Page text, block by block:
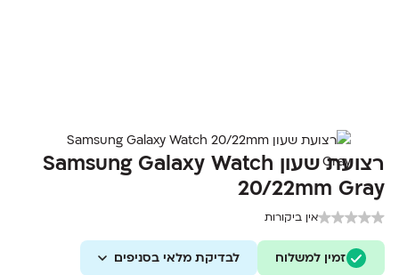
רצועת שעון Samsung Galaxy Watch
20/22mm Gray
אין ביקורות
זמין למשלוח לבדיקת מלאי בסניפים